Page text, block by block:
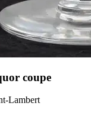
coupe
Lambert